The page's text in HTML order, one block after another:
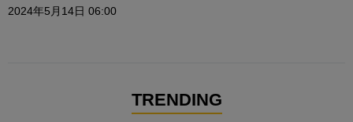
2024年5月14日 06:00
TRENDING